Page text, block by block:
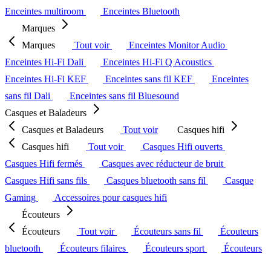
Enceintes multiroom
Enceintes Bluetooth
Marques
Marques
Tout voir
Enceintes Monitor Audio
Enceintes Hi-Fi Dali
Enceintes Hi-Fi Q Acoustics
Enceintes Hi-Fi KEF
Enceintes sans fil KEF
Enceintes
sans fil Dali
Enceintes sans fil Bluesound
Casques et Baladeurs
Casques et Baladeurs
Tout voir
Casques hifi
Casques hifi
Tout voir
Casques Hifi ouverts
Casques Hifi fermés
Casques avec réducteur de bruit
Casques Hifi sans fils
Casques bluetooth sans fil
Casque
Gaming
Accessoires pour casques hifi
Écouteurs
Écouteurs
Tout voir Écouteurs sans fil
Écouteurs
bluetooth
Écouteurs filaires Écouteurs sport
Écouteurs